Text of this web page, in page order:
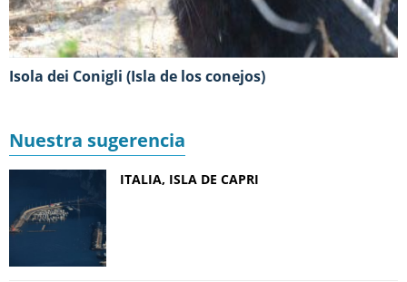
Isola dei Conigli (Isla de los conejos)
Nuestra sugerencia
ITALIA, ISLA DE CAPRI